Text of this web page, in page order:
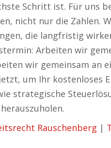
Schritt ist. Für uns
nicht nur die Zahlen.
die langfristig
Arbeiten wir
wir gemeinsam an
um Ihr kostenloses
strategische
Rauschenberg |